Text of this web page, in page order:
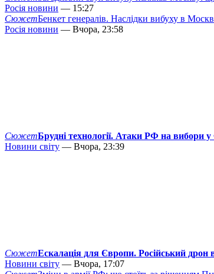
Росія новини — 15:27
СюжетБенкет генералів. Наслідки вибуху в
Росія новини — Вчора, 23:58
СюжетБрудні технології. Атаки РФ на вибори у
Новини світу — Вчора, 23:39
СюжетЕскалація для Європи. Російський дрон
Новини світу — Вчора, 17:07